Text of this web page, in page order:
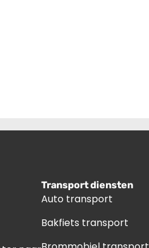
Transport diensten
Auto transport
Bakfiets transport